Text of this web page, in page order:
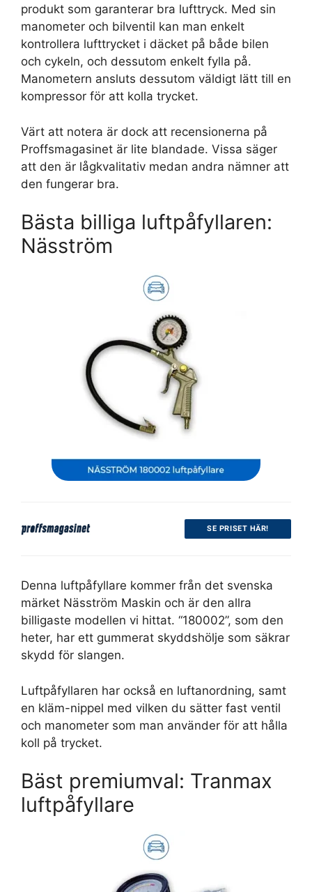
produkt som garanterar bra lufttryck. Med sin
manometer och bilventil kan man enkelt
kontrollera lufttrycket i däcket på både bilen
och cykeln, och dessutom enkelt fylla på.
Manometern ansluts dessutom väldigt lätt till en
kompressor för att kolla trycket.
Värt att notera är dock att recensionerna på
Proffsmagasinet är lite blandade. Vissa säger
att den är lågkvalitativ medan andra nämner att
den fungerar bra.
Bästa billiga luftpåfyllaren:
Näsström
SE PRISET HÄR!
Denna luftpåfyllare kommer från det svenska
märket Näsström Maskin och är den allra
billigaste modellen vi hittat. “180002”, som den
heter, har ett gummerat skyddshölje som säkrar
skydd för slangen.
Luftpåfyllaren har också en luftanordning, samt
en kläm-nippel med vilken du sätter fast ventil
och manometer som man använder för att hålla
koll på trycket.
Bäst premiumval: Tranmax
luftpåfyllare